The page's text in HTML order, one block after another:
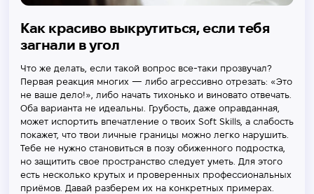
Как красиво выкрутиться, если тебя
загнали в угол
Что же делать, если такой вопрос все-таки прозвучал?
Первая реакция многих — либо агрессивно отрезать: «Это
не ваше дело!», либо начать тихонько и виновато отвечать.
Оба варианта не идеальны. Грубость, даже оправданная,
может испортить впечатление о твоих Soft Skills, а слабость
покажет, что твои личные границы можно легко нарушить.
Тебе не нужно становиться в позу обиженного подростка,
но защитить свое пространство следует уметь. Для этого
есть несколько крутых и проверенных профессиональных
приёмов. Давай разберем их на конкретных примерах.